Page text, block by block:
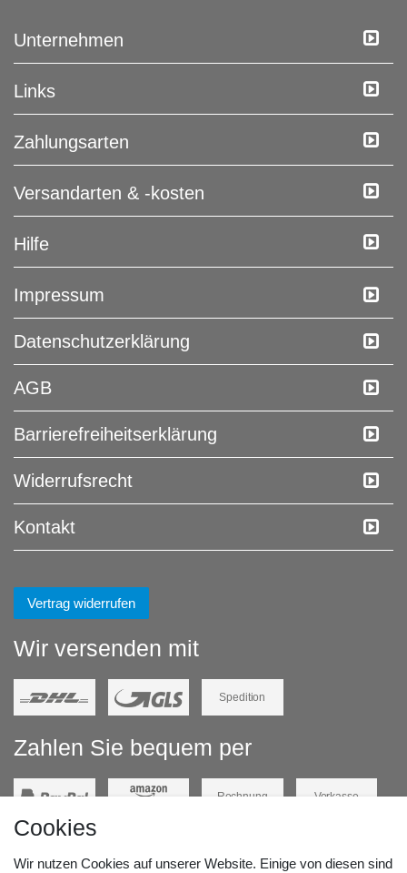
Unternehmen
Links
Zahlungsarten
Versandarten & -kosten
Hilfe
Impressum
Daten­schutz­erklärung
AGB
Barrierefreiheitserklärung
Widerrufs­recht
Kontakt
Vertrag widerrufen
Wir versenden mit
Spedition
Zahlen Sie bequem per
Rechnung Vorkasse
Cookies
Wir nutzen Cookies auf unserer Website. Einige von diesen sind